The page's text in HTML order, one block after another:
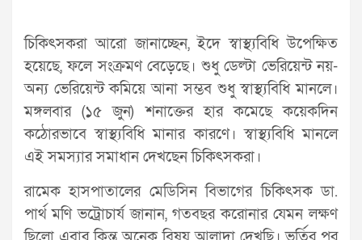
চিকিৎসকরা আরো জানাচ্ছেন, ইদে স্বাস্থ্যবিধি উপেক্ষিত
হয়েছে, ফলে সংক্রমণ বেড়েছে। শুধু ডেল্টা ভেরিয়েন্ট নয়-
অন্য ভেরিয়েন্ট কমিয়ে আনা সম্ভব শুধু স্বাস্থ্যবিধি মানলে।
মঙ্গলবার (১৫ জুন) শনাক্তের হার কমেছে কয়েকদিন
কঠোরভাবে স্বাস্থ্যবিধি মানার কারণে। স্বাস্থ্যবিধি মানলে
এই সমস্যার সমাধান দেখছেন চিকিৎসকরা।
রামেক হাসপাতালের মেডিসিন বিভাগের চিকিৎসক ডা.
পার্থ মণি ভট্রোচার্য জানান, গতবছর করোনার যেমন লক্ষণ